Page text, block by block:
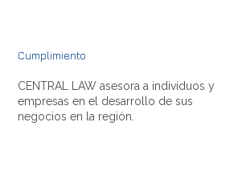
Cumplimiento
CENTRAL LAW asesora a individuos y
empresas en el desarrollo de sus
negocios en la región.